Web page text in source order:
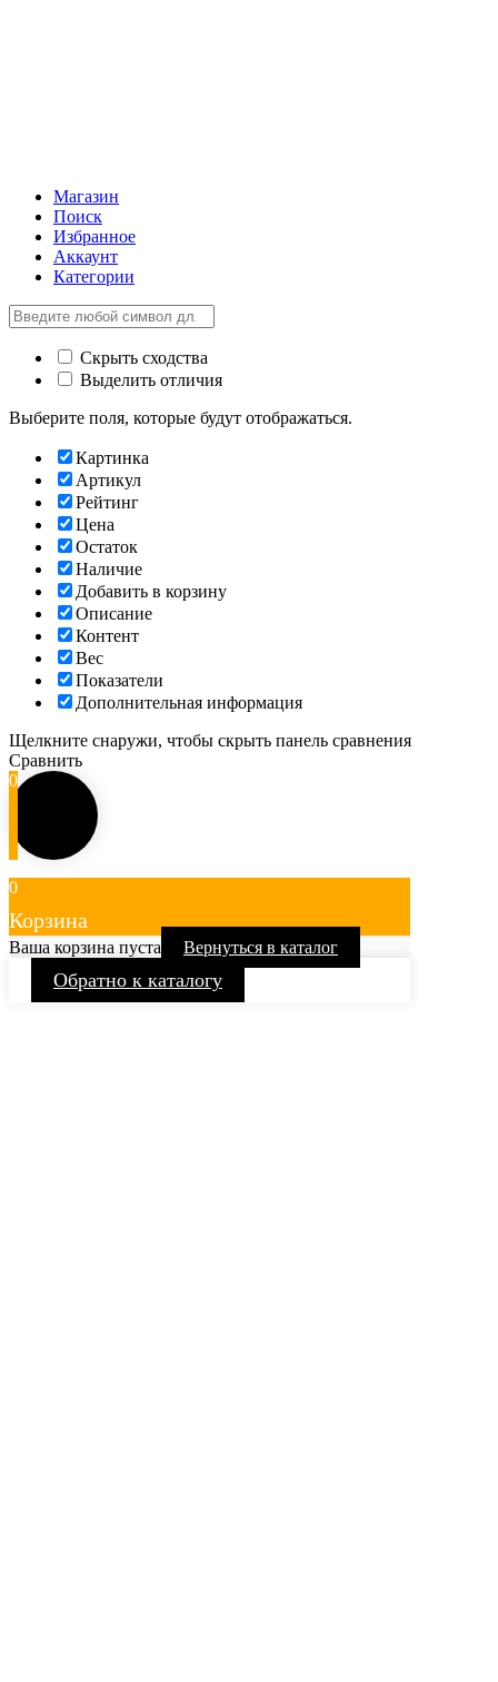
Магазин
Поиск
Избранное
Аккаунт
Категории
Скрыть сходства
Выделить отличия
Выберите поля, которые будут отображаться.
Картинка
Артикул
Рейтинг
Цена
Остаток
Наличие
Добавить в корзину
Описание
Контент
Вес
Показатели
Дополнительная информация
Щелкните снаружи, чтобы скрыть панель сравнения
Сравнить
0
0
Корзина
Ваша корзина пуста Вернуться в каталог
Обратно к каталогу